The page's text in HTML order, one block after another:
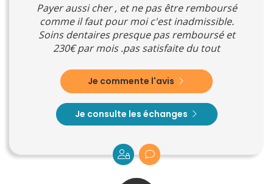
Payer aussi cher , et ne pas être remboursé
comme il faut pour moi c'est inadmissible.
Soins dentaires presque pas remboursé et
230€ par mois .pas satisfaite du tout
Je commente l'avis
Je consulte les échanges